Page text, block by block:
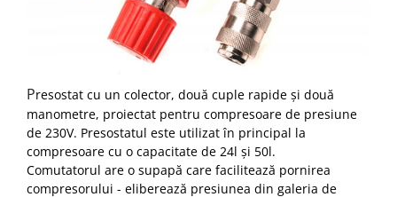
Presostat cu un colector, două cuple rapide și două
manometre, proiectat pentru compresoare de presiune
de 230V. Presostatul este utilizat în principal la
compresoare cu o capacitate de 24l și 50l.
Comutatorul are o supapă care facilitează pornirea
compresorului - eliberează presiunea din galeria de